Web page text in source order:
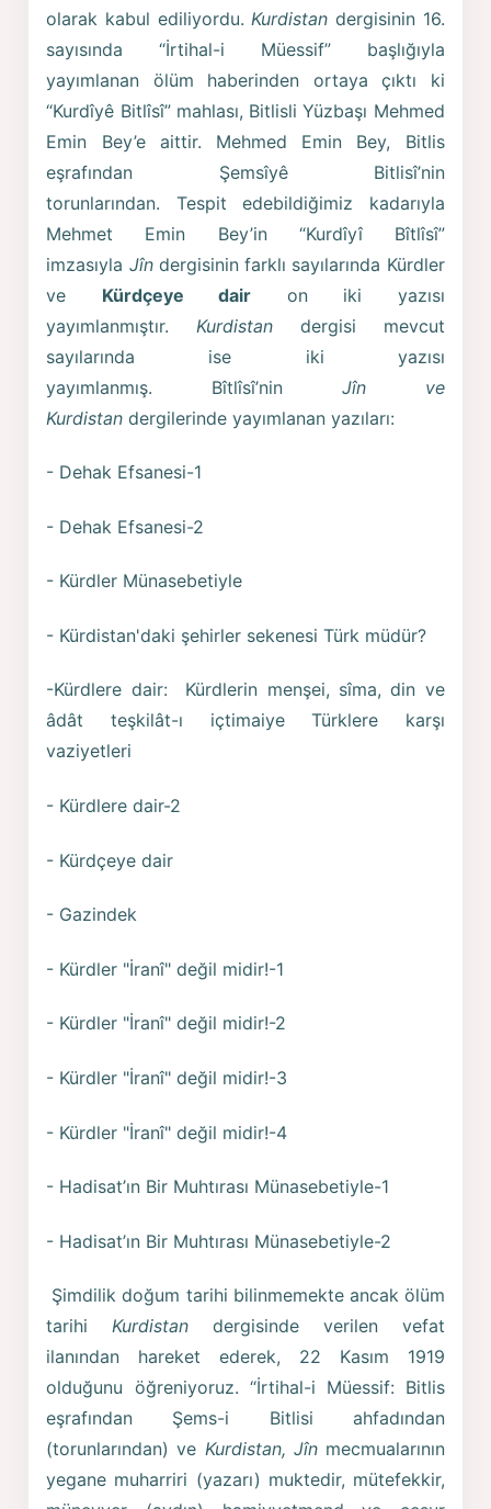
olarak kabul ediliyordu. Kurdistan dergisinin 16.
sayısında “İrtihal-i Müessif” başlığıyla
yayımlanan ölüm haberinden ortaya çıktı ki
“Kurdîyê Bitlîsî” mahlası, Bitlisli Yüzbaşı Mehmed
Emin Bey’e aittir. Mehmed Emin Bey, Bitlis
eşrafından Şemsîyê Bitlisî’nin
torunlarından. Tespit edebildiğimiz kadarıyla
Mehmet Emin Bey’in “Kurdîyî Bîtlîsî”
imzasıyla Jîndergisinin farklı sayılarında Kürdler
ve Kürdçeye dair on iki yazısı
yayımlanmıştır. Kurdistan dergisi mevcut
sayılarında ise iki yazısı
yayımlanmış. Bîtlîsî’nin Jîn ve
Kurdistandergilerinde yayımlanan yazıları:
- Dehak Efsanesi-1
- Dehak Efsanesi-2
- Kürdler Münasebetiyle
- Kürdistan'daki şehirler sekenesi Türk müdür?
-Kürdlere dair: Kürdlerin menşei, sîma, din ve
âdât teşkilât-ı içtimaiye Türklere karşı
vaziyetleri
- Kürdlere dair-2
- Kürdçeye dair
- Gazindek
- Kürdler "İranî" değil midir!-1
- Kürdler "İranî" değil midir!-2
- Kürdler "İranî" değil midir!-3
- Kürdler "İranî" değil midir!-4
- Hadisat’ın Bir Muhtırası Münasebetiyle-1
- Hadisat’ın Bir Muhtırası Münasebetiyle-2
Şimdilik doğum tarihi bilinmemekte ancak ölüm
tarihiKurdistan dergisinde verilen vefat
ilanından hareket ederek, 22 Kasım 1919
olduğunu öğreniyoruz. “İrtihal-i Müessif: Bitlis
eşrafından Şems-i Bitlisi ahfadından
(torunlarından) ve Kurdistan, Jînmecmualarının
yegane muharriri (yazarı) muktedir, mütefekkir,